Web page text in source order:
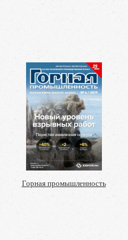
Горная промышленность